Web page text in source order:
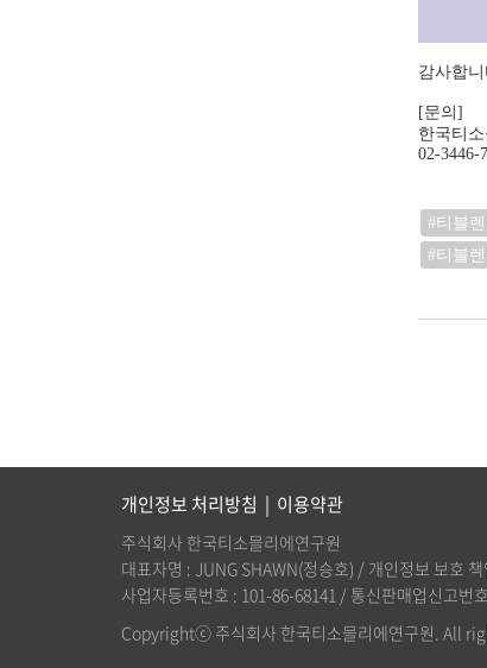
감사합
[문의]
한국티
02-3446-
#티블렌
#티블
개인정보 처리방침 | 이용약관
주식회사 한국티소믈리에연구원
대표자명 : JUNG SHAWN(정승호) / 개인정보 보호
사업자등록번호 : 101-86-68141 / 통신판매업신고번
Copyrightⓒ 주식회사 한국티소믈리에연구원. All